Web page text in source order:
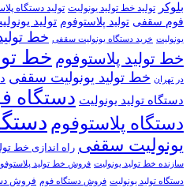
بلوکر تولید خط تولید یونولیت تولید دستگاه
فوم سقفی تولید پلاستوفوم تولید
یونولیت خرید دستگاه یونولیت سقفی خط
خط تولید پلاستوفوم خط
در تهران خط تولید یونولیت سقفی
دستگاه تولید یونولیت دستگاه
دستگاه پلاستوفوم
یونولیت سقفی راه اندازی خط
سازنده خط تولید یونولیت فروش خط تولید
دستگاه تولید یونولیت فروش دستگاه فوم فروش